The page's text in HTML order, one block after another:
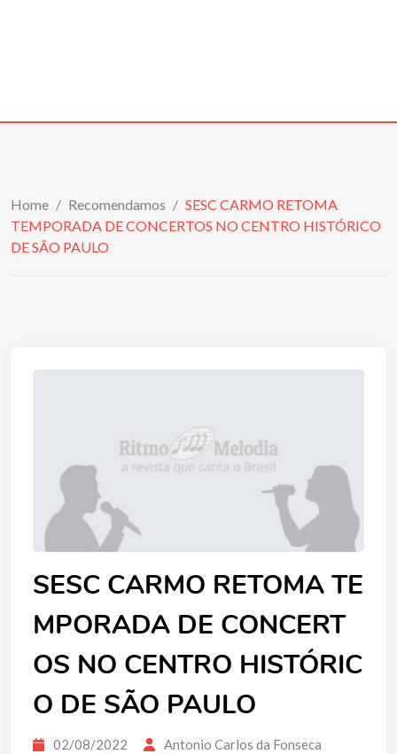
Home / Recomendamos / SESC CARMO RETOMA
TEMPORADA DE CONCERTOS NO CENTRO HISTÓRICO
DE SÃO PAULO
SESC CARMO RETOMA TE
MPORADA DE CONCERT
OS NO CENTRO HISTÓRIC
O DE SÃO PAULO
02/08/2022
Antonio Carlos da Fonseca